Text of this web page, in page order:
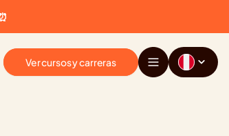
Ver cursos y carreras